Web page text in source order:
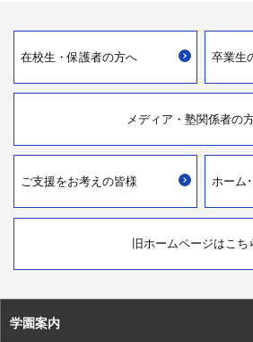
在校生・保護者の方へ 卒業生
メディア・ 塾関係者の
ご支援をお考えの皆様 ホーム
旧ホームページはこち
学園案内